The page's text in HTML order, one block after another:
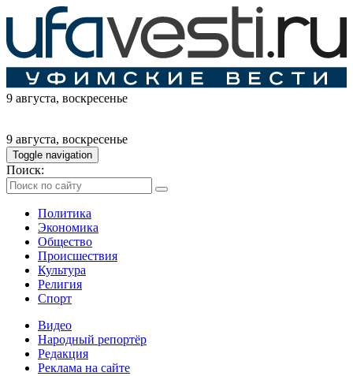
9 августа, воскресенье
9 августа, воскресенье
Toggle navigation
Поиск:
Политика
Экономика
Общество
Происшествия
Культура
Религия
Спорт
Видео
Народный репортёр
Редакция
Реклама на сайте